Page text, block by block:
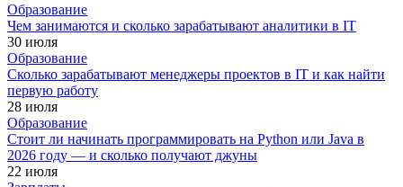
Образование
Чем занимаются и сколько зарабатывают аналитики в IT
30 июля
Образование
Сколько зарабатывают менеджеры проектов в IT и как найти
первую работу
28 июля
Образование
Стоит ли начинать программировать на Python или Java в
2026 году — и сколько получают джуны
22 июля